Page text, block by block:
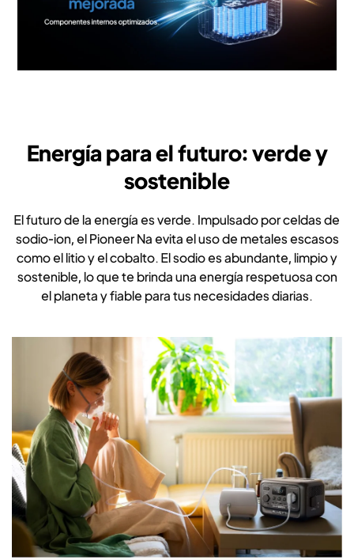
Energía para el futuro: verde y
sostenible
El futuro de la energía es verde. Impulsado por celdas de
sodio-ion, el Pioneer Na evita el uso de metales escasos
como el litio y el cobalto. El sodio es abundante, limpio y
sostenible, lo que te brinda una energía respetuosa con
el planeta y fiable para tus necesidades diarias.